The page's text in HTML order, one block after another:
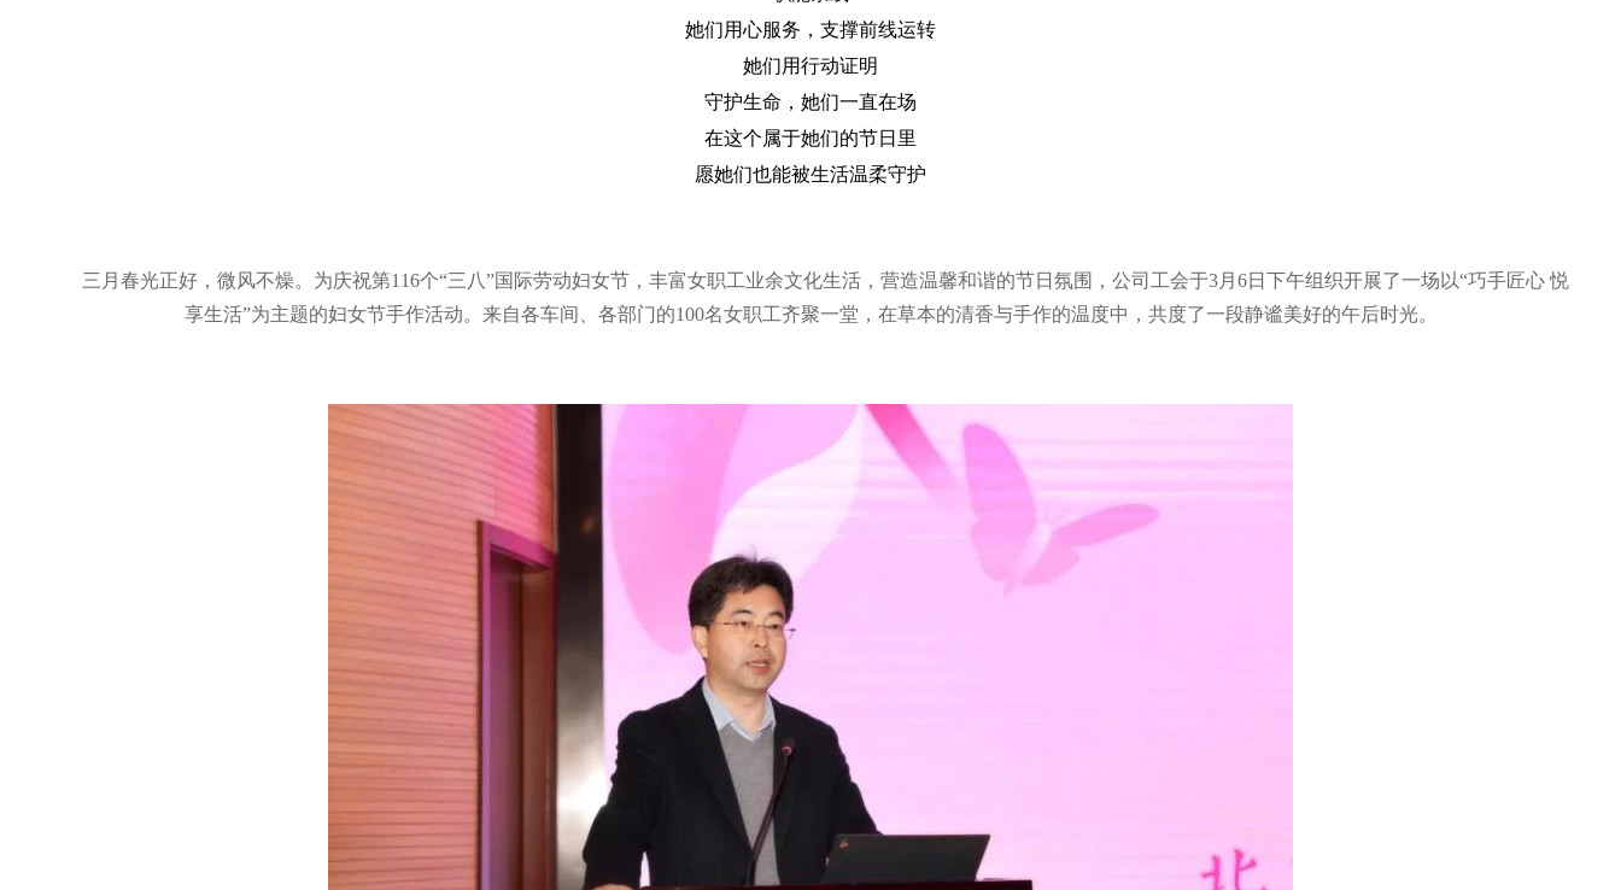
她们用心服务，支撑前线运转
她们用行动证明
守护生命，她们一直在场
在这个属于她们的节日里
愿她们也能被生活温柔守护
三月春光正好，微风不燥。为庆祝第116个“三八”国际劳动妇女节，丰富女职工业余文化生活，营造温馨和谐的节日氛围，公司工会于3月6日下午组织开展了一场以“巧手匠心 悦
享生活”为主题的妇女节手作活动。来自各车间、各部门的100名女职工齐聚一堂，在草本的清香与手作的温度中，共度了一段静谧美好的午后时光。